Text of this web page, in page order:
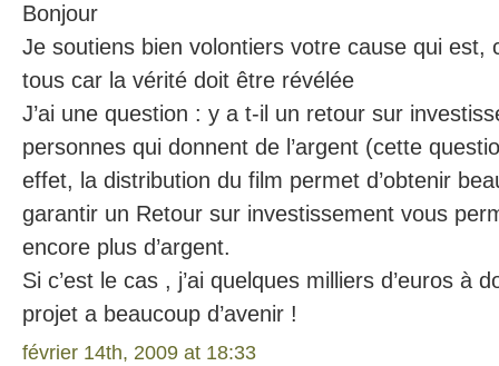
Bonjour
Je soutiens bien volontiers votre cause qui est,
tous car la vérité doit être révélée
J’ai une question : y a t-il un retour sur
personnes qui donnent de l’argent (cette
effet, la distribution du film permet d’obtenir
garantir un Retour sur investissement vous
encore plus d’argent.
Si c’est le cas , j’ai quelques milliers d’euros à
projet a beaucoup d’avenir !
février 14th, 2009 at 18:33